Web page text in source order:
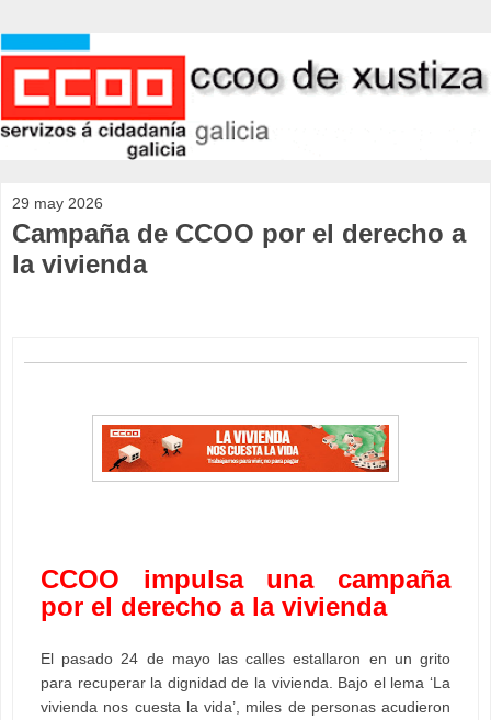
29 may 2026
Campaña de CCOO por el derecho a
la vivienda
CCOO impulsa una campaña
por el derecho a la vivienda
El pasado 24 de mayo las calles estallaron en un grito
para recuperar la dignidad de la vivienda. Bajo el lema ‘La
vivienda nos cuesta la vida’, miles de personas acudieron